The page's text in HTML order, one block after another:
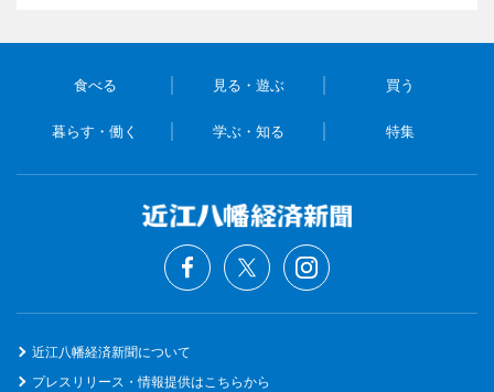
食べる 見る・遊ぶ 買う
暮らす・働く 学ぶ・知る 特集
近江八幡経済新聞について
プレスリリース・情報提供はこちらから